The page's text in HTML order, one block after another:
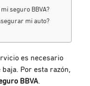
seguro BBVA?
mi auto?
es necesario
Por esta razón,
BBVA.